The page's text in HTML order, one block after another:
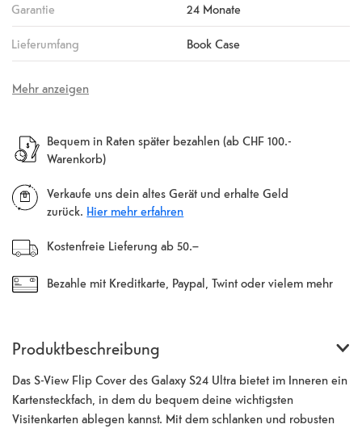
Garantie 24 Monate
Lieferumfang Book Case
Mehr anzeigen
Bequem in Raten später bezahlen (ab CHF 100.-
Warenkorb)
Verkaufe uns dein altes Gerät und erhalte Geld
zurück. Hier mehr erfahren
Kostenfreie Lieferung ab 50.–
Bezahle mit Kreditkarte, Paypal, Twint oder vielem mehr
Produktbeschreibung
Das S-View Flip Cover des Galaxy S24 Ultra bietet im Inneren ein
Kartensteckfach, in dem du bequem deine wichtigsten
Visitenkarten ablegen kannst. Mit dem schlanken und robusten